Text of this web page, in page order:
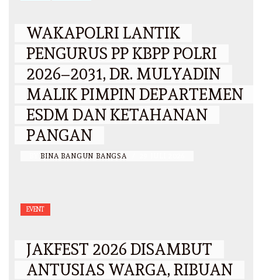
WAKAPOLRI LANTIK
PENGURUS PP KBPP POLRI
2026–2031, DR. MULYADIN
MALIK PIMPIN DEPARTEMEN
ESDM DAN KETAHANAN
PANGAN
BINA BANGUN BANGSA
EVENT
JAKFEST 2026 DISAMBUT
ANTUSIAS WARGA, RIBUAN